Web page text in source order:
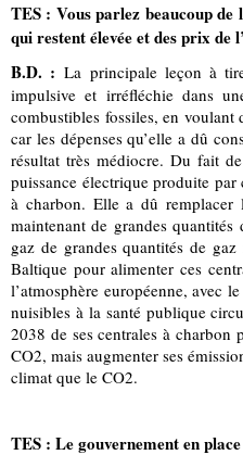
TES : Vous parlez beaucoup
qui restent élevée et des prix
B.D. : La principale leçon à
impulsive et irréfléchie dans
combustibles fossiles, en
car les dépenses qu’elle a dû
résultat très médiocre. Du fait
puissance électrique produite
à charbon. Elle a dû remplacer
maintenant de grandes
gaz de grandes quantités de
Baltique pour alimenter ces
l’atmosphère européenne, avec
nuisibles à la santé publique
2038 de ses centrales à charbon
CO2, mais augmenter ses
climat que le CO2.
TES : Le gouvernement en